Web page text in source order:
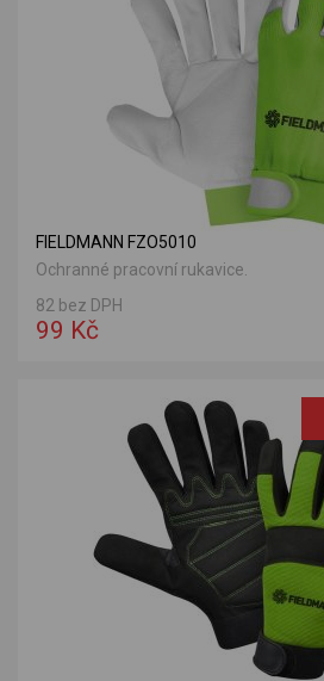
FIELDMANN FZO5010
Ochranné pracovní rukavice.
82 bez DPH
99 Kč